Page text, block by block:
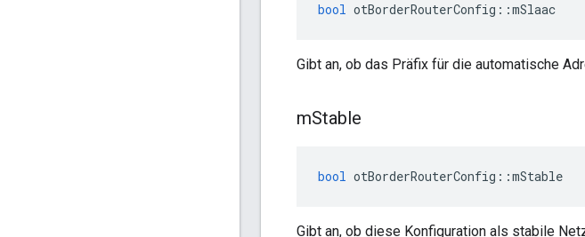
bool otBorderRouterConfig ::mSlaac
Gibt an, ob das Präfix für die automatische
mStable
bool otBorderRouterConfig ::mStable
Gibt an, ob diese Konfiguration als stabile